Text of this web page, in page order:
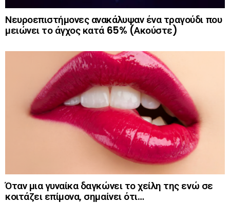
Νευροεπιστήμονες ανακάλυψαν ένα τραγούδι που
μειώνει το άγχος κατά 65% (Ακούστε)
Όταν μια γυναίκα δαγκώνει το χείλη της ενώ σε
κοιτάζει επίμονα, σημαίνει ότι…